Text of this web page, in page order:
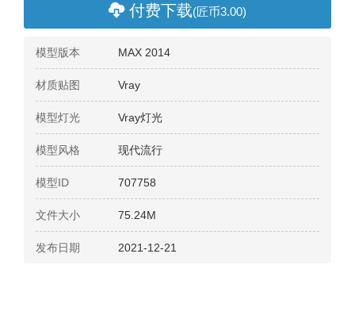
付费下载(匠币3.00)
模型版本 MAX 2014
材质贴图 Vray
模型灯光 Vray灯光
模型风格 现代流行
模型ID 707758
文件大小 75.24M
发布日期 2021-12-21